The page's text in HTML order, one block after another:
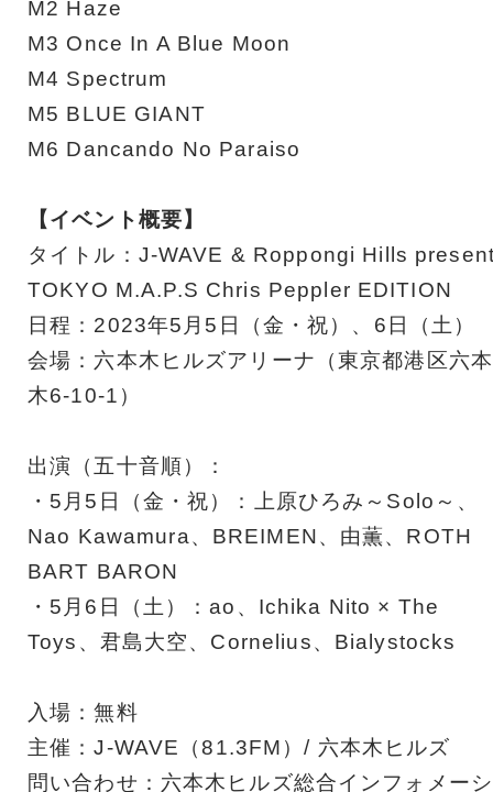
M2 Haze
M3 Once In A Blue Moon
M4 Spectrum
M5 BLUE GIANT
M6 Dancando No Paraiso
【イベント概要】
タイトル：J-WAVE & Roppongi Hills
TOKYO M.A.P.S Chris Peppler EDITION
日程：2023年5月5日（金・祝）、6日（土）
会場：六本木ヒルズアリーナ（東京都港区六本
木6-10-1）
出演（五十音順）：
・5月5日（金・祝）：上原ひろみ～Solo～、
Nao Kawamura、BREIMEN、由薫、ROTH
BART BARON
・5月6日（土）：ao、Ichika Nito × The
Toys、君島大空、Cornelius、Bialystocks
入場：無料
主催：J-WAVE（81.3FM）/ 六本木ヒルズ
問い合わせ：六本木ヒルズ総合インフォメーシ